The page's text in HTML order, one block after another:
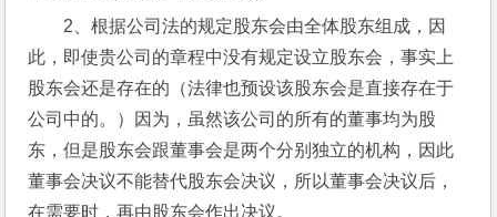
2、根据公司法的规定股东会由全体股东组成，因
此，即使贵公司的章程中没有规定设立股东会，事实上
股东会还是存在的（法律也预设该股东会是直接存在于
公司中的。）因为，虽然该公司的所有的董事均为股
东，但是股东会跟董事会是两个分别独立的机构，因此
董事会决议不能替代股东会决议，所以董事会决议后，
在需要时，再由股东会作出决议。